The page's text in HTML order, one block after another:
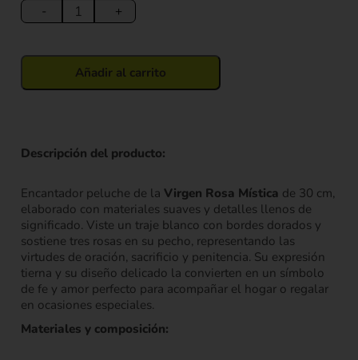
Descripción del producto:
Encantador peluche de laVirgen Rosa Mística de 30 cm,
elaborado con materiales suaves y detalles llenos de
significado. Viste un traje blanco con bordes dorados y
sostiene tres rosas en su pecho, representando las
virtudes de oración, sacrificio y penitencia. Su expresión
tierna y su diseño delicado la convierten en un símbolo
de fe y amor perfecto para acompañar el hogar o regalar
en ocasiones especiales.
Materiales y composición:
-
Virgen
Rosa
cm
+
Añadir al carrito